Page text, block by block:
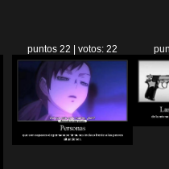
puntos 22 | votos: 22